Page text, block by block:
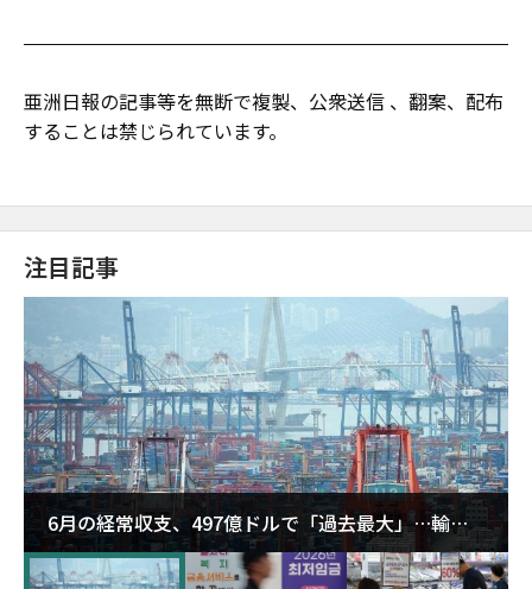
亜洲日報の記事等を無断で複製、公衆送信 、翻案、配布
することは禁じられています。
注目記事
6月の経常収支、497億ドルで「過去最大」…輸出
が初の1000億ドル突破